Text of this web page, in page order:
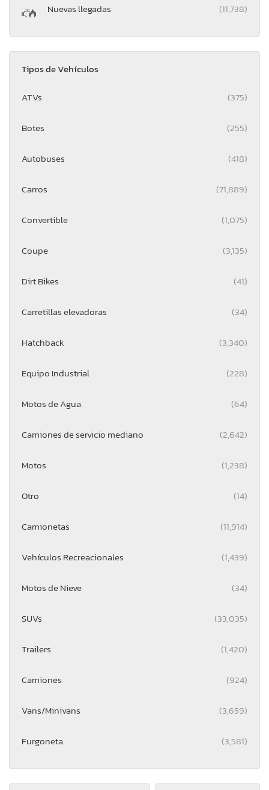
Nuevas llegadas (11,738)
Tipos de Vehículos
ATVs (375)
Botes (255)
Autobuses (418)
Carros (71,889)
Convertible (1,075)
Coupe (3,135)
Dirt Bikes (41)
Carretillas elevadoras (34)
Hatchback (3,340)
Equipo Industrial (228)
Motos de Agua (64)
Camiones de servicio mediano (2,642)
Motos (1,238)
Otro (14)
Camionetas (11,914)
Vehículos Recreacionales (1,439)
Motos de Nieve (34)
SUVs (33,035)
Trailers (1,420)
Camiones (924)
Vans/Minivans (3,659)
Furgoneta (3,581)